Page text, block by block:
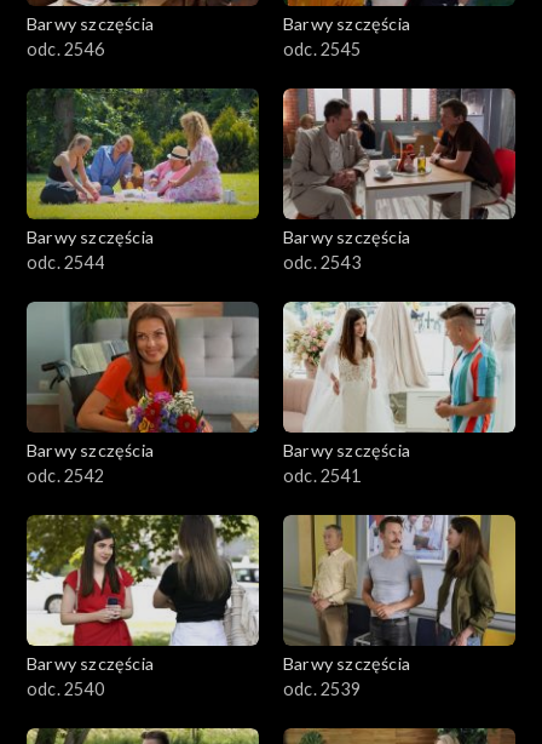
Barwy szczęścia
odc. 2546
Barwy szczęścia
odc. 2545
Barwy szczęścia
odc. 2544
Barwy szczęścia
odc. 2543
Barwy szczęścia
odc. 2542
Barwy szczęścia
odc. 2541
Barwy szczęścia
odc. 2540
Barwy szczęścia
odc. 2539